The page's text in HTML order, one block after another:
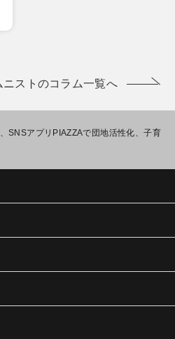
ニストのコラム一覧へ
SNSアプリPIAZZAで団地活性化、子育